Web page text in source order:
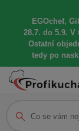
EGOchef,
28.7. do 5.9. V
Ostatní
tedy po